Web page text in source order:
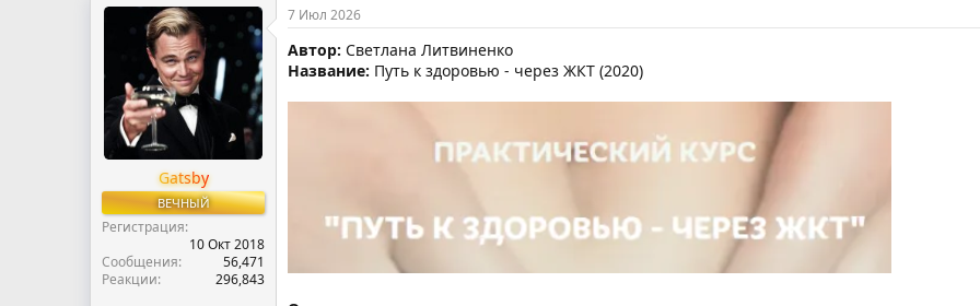
т
м
ы
т
а
н
а
ч
а
л
Gatsby
ВЕЧНЫЙ
Регистрация
10 Окт 2018
Сообщения
56,471
Реакции
296,843
7 Июл 2026
Автор: Светлана Литвиненко
Название: Путь к здоровью - через ЖКТ (2020)